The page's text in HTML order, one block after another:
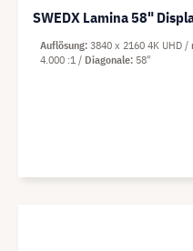
SWEDX Lamina 58"
Auflösung 3840 x 2160 4K UHD
4.000 :1
Diagonale 58"